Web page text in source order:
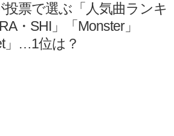
投票で選ぶ「人気曲ランキ
・SHI」「Monster」
」…1位は？